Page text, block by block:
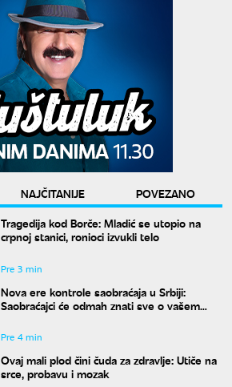
NAJČITANIJE
POVEZANO
Tragedija kod Borče: Mladić se utopio na
crpnoj stanici, ronioci izvukli telo
Pre 3 min
Nova ere kontrole saobraćaja u Srbiji:
Saobraćajci će odmah znati sve o vašem
Pre 4 min
Ovaj mali plod čini čuda za zdravlje: Utiče na
srce, probavu i mozak